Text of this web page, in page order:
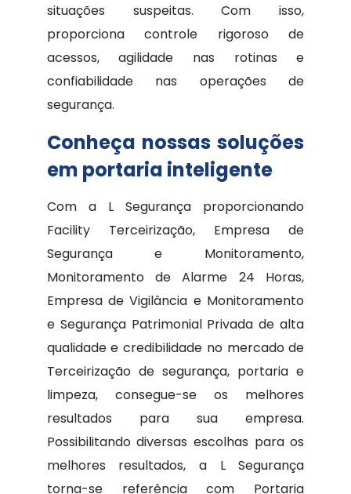
situações suspeitas. Com isso,
proporciona controle rigoroso de
acessos, agilidade nas rotinas e
confiabilidade nas operações de
segurança.
Conheça nossas soluções
em portaria inteligente
Com a L Segurança proporcionando
Facility Terceirização, Empresa de
Segurança e Monitoramento,
Monitoramento de Alarme 24 Horas,
Empresa de Vigilância e Monitoramento
e Segurança Patrimonial Privada de alta
qualidade e credibilidade no mercado de
Terceirização de segurança, portaria e
limpeza, consegue-se os melhores
resultados para sua empresa.
Possibilitando diversas escolhas para os
melhores resultados, a L Segurança
torna-se referência com Portaria